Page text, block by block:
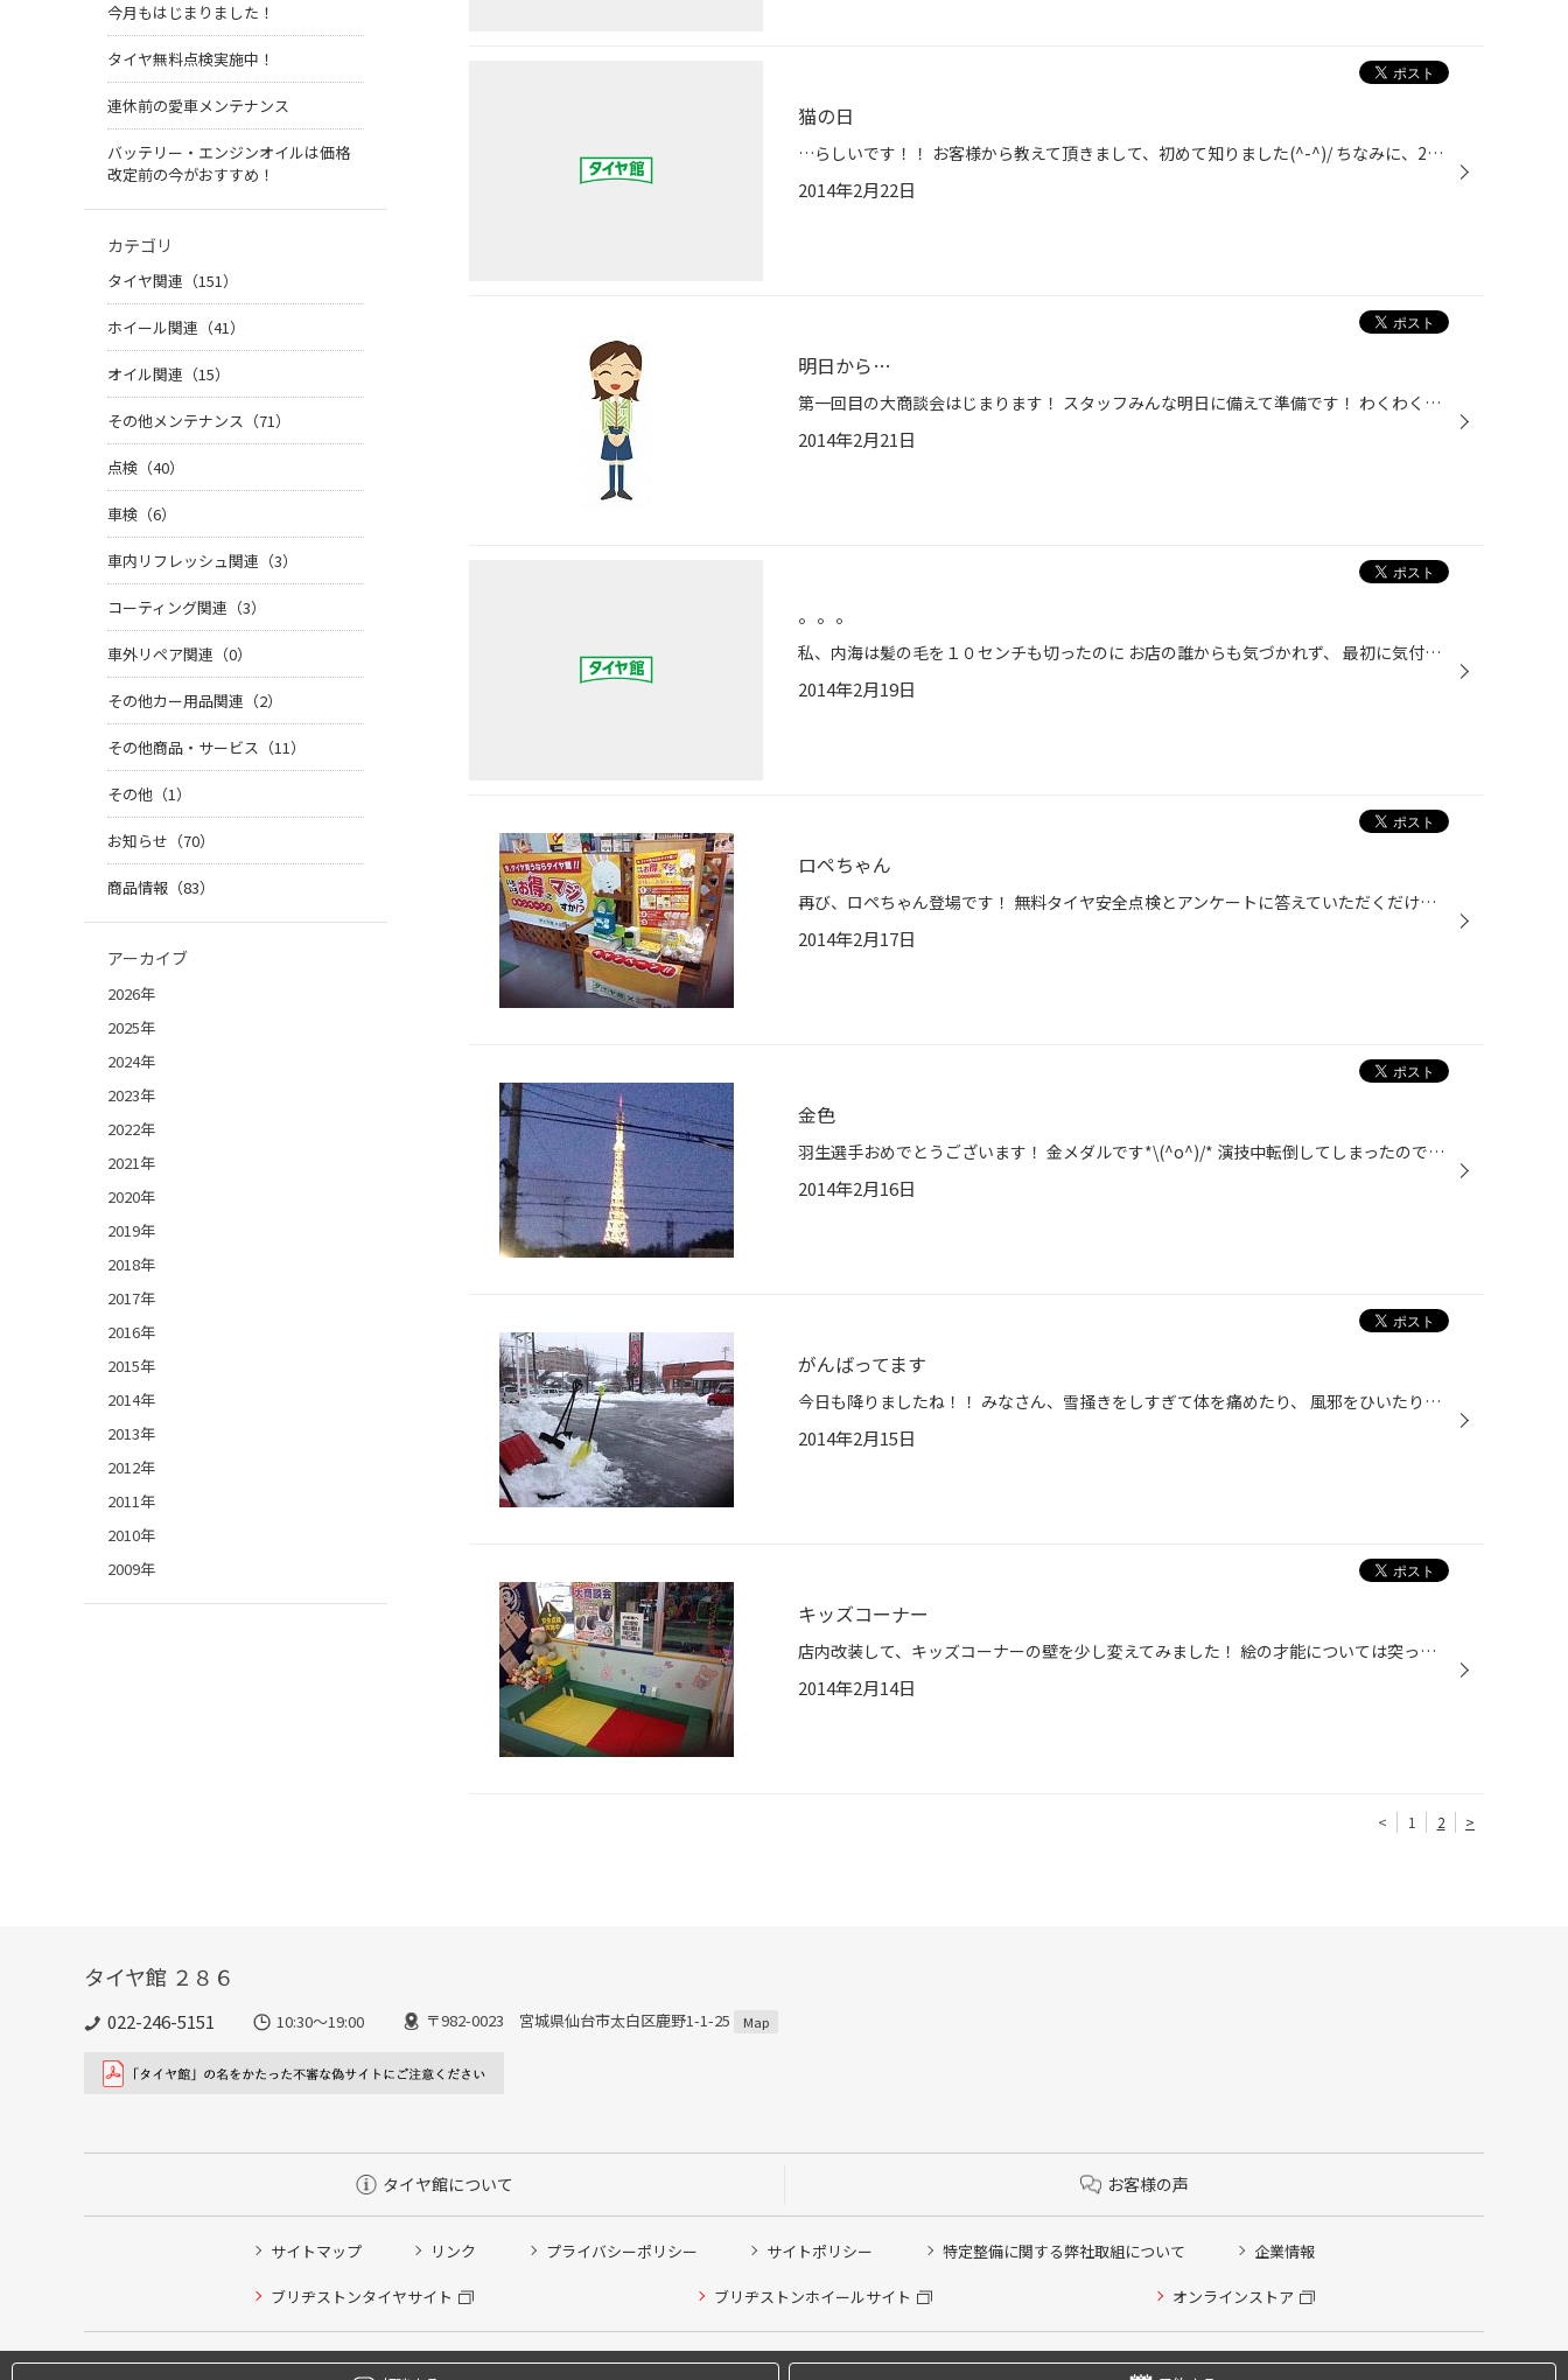
猫の日
…らしいです！！ お客様から教えて頂きまして、初めて知りました(^-^)/ ちなみに、22日はショートケーキの日らしいです！ ？？？なぜ？？？ってなりましたが、理由は… カレンダー上、22日の上に15日（いちご）があるからだそうです！ 面白いですねぇ～。 これを聞いたら22日には、 必ずショートケー...
2014年2月22日
明日から…
第一回目の大商談会はじまります！ スタッフみんな明日に備えて準備です！ わくわくしてます(*^^*) 楽しみです☆ 沢山のご来店お待ちしております！！
2014年2月21日
。。。
私、内海は髪の毛を１０センチも切ったのに お店の誰からも気づかれず、 最初に気付いてくださったのはお客様でした！！ すごく嬉しかったです…>_
2014年2月19日
ロペちゃん
再び、ロペちゃん登場です！ 無料タイヤ安全点検とアンケートに答えていただくだけで 大大大人気のロペちゃんグッツが当たるクジがひけちゃいます！ なんと！ハズレなしです(^-^)/ そして！ タイヤ４本お買上げのお客様には先着順ではありますが 限定ロペちゃんグッツプレゼント！！！ どちらも２月...
2014年2月17日
金色
羽生選手おめでとうございます！ 金メダルです*\(^o^)/* 演技中転倒してしまったので厳しいかなっと思いましたが、 金メダルとりましたね！！！ かっこよかったです！ そして、当店から見える電波塔の色が羽生選手のとったメダルの金色と おなじくひかるそうで… 先程確認したら、なんと金色！！！！...
2014年2月16日
がんばってます
今日も降りましたね！！ みなさん、雪掻きをしすぎて体を痛めたり、 風邪をひいたりしないよう、気をつけてくださいね。 当店スタッフも雪掻きがんばってます！ 雪に濡れないよう工夫しているスタッフも…ガン○ムみたいです！ 後ろ姿ですが、どのスタッフか分かりましたか？？
2014年2月15日
キッズコーナー
店内改装して、キッズコーナーの壁を少し変えてみました！ 絵の才能については突っ込まないでくださいね（笑） ここでたくさんお子様が遊んでくれるといいな〜 ついでに私も一緒に遊びたいですo(^▽^)o 小さなお子様も安心して遊べる環境作りをしておりますので ご家族でのご来店お待ちしてます♪ …前...
2014年2月14日
< 1 2 >
今月もはじまりました！
タイヤ無料点検実施中！
連休前の愛車メンテナンス
バッテリー・エンジンオイルは価格
改定前の今がおすすめ！
カテゴリ
タイヤ関連（151）
ホイール関連（41）
オイル関連（15）
その他メンテナンス（71）
点検（40）
車検（6）
車内リフレッシュ関連（3）
コーティング関連（3）
車外リペア関連（0）
その他カー用品関連（2）
その他商品・サービス（11）
その他（1）
お知らせ（70）
商品情報（83）
アーカイブ
2026年
2025年
2024年
2023年
2022年
2021年
2020年
2019年
2018年
2017年
2016年
2015年
2014年
2013年
2012年
2011年
2010年
2009年
タイヤ館 ２８６
022-246-5151 10:30～19:00 〒982-0023 宮城県仙台市太白区鹿野1-1-25 Map
タイヤ館について お客様の声
サイトマップ リンク プライバシーポリシー サイトポリシー 特定整備に関する弊社取組について 企業情報
ブリヂストンタイヤサイト ブリヂストンホイールサイト オンラインストア
タイヤ点検・安全点検/タイヤ履き替え/オイル交換/その他ピット作業の予約
クローク契約会員専用タイヤ履き替え※タイヤ履き替えを希望のクローク契約会員の方はこちらを選択ください
本日のタイヤ履き替え順番待ち予約 ※クローク契約会員の方はご利用いただけません